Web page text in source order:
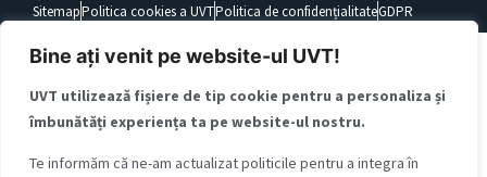
Bine ați venit pe website-ul UVT!
UVT utilizează fișiere de tip cookie pentru a personaliza și
îmbunătăți experiența ta pe website-ul nostru.
Te informăm că ne-am actualizat politicile pentru a integra în
SitemapPolitica cookies a UVTPolitica de confidențialitateGDPR